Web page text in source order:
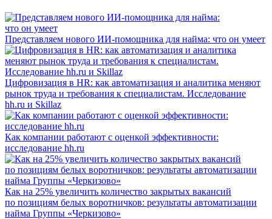
Представляем нового ИИ-помощника для найма: что он умеет
Цифровизация в HR: как автоматизация и аналитика меняют
рынок труда и требования к специалистам. Исследование
hh.ru и Skillaz
Как компании работают с оценкой эффективности:
исследование hh.ru
Как на 25% увеличить количество закрытых вакансий
по позициям белых воротничков: результаты автоматизации
найма Группы «Черкизово»